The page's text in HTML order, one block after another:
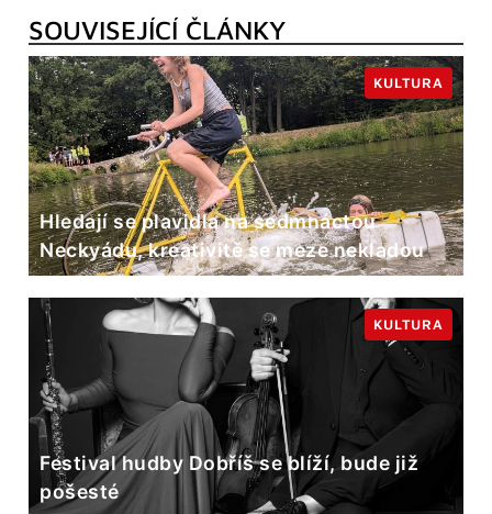
SOUVISEJÍCÍ ČLÁNKY
Hledají se plavidla na sedmnáctou
Neckyádu, kreativitě se meze nekladou
KULTURA
Festival hudby Dobříš se blíží, bude již
pošesté
KULTURA